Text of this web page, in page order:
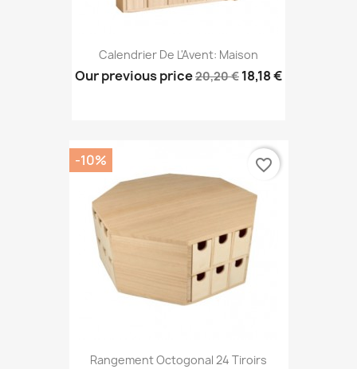
Calendrier De L'Avent: Maison
Our previous price20,20 € 18,18 €
Rangement Octogonal 24 Tiroirs
-10% favorite_border